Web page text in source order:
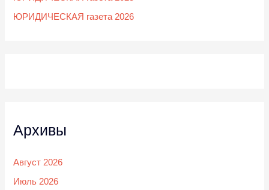
ЮРИДИЧЕСКАЯ газета 2026
Архивы
Август 2026
Июль 2026